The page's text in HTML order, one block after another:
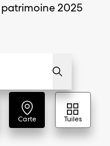
2025
Carte Tuiles